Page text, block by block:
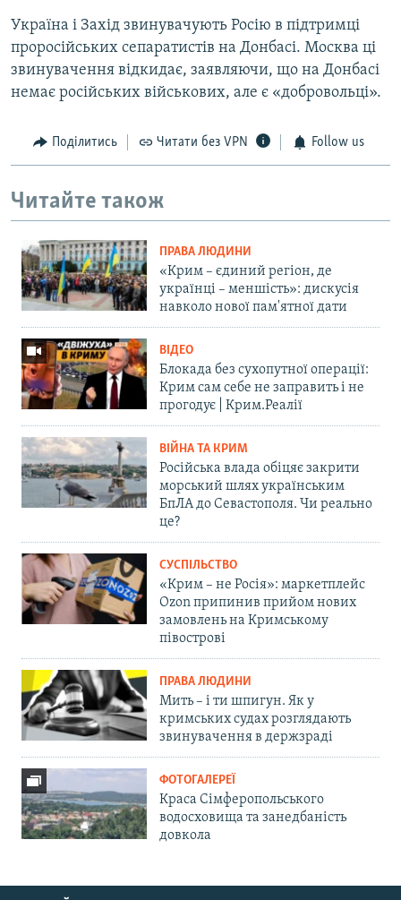
Україна і Захід звинувачують Росію в підтримці
проросійських сепаратистів на Донбасі. Москва ці
звинувачення відкидає, заявляючи, що на Донбасі
немає російських військових, але є «добровольці».
Поділитись Читати без VPN Follow us
Читайте також
ПРАВА ЛЮДИНИ
«Крим – єдиний регіон, де
українці – меншість»: дискусія
навколо нової пам'ятної дати
ВІДЕО
Блокада без сухопутної операції:
Крим сам себе не заправить і не
прогодує | Крим.Реалії
ВІЙНА ТА КРИМ
Російська влада обіцяє закрити
морський шлях українським
БпЛА до Севастополя. Чи реально
це?
СУСПІЛЬСТВО
«Крим – не Росія»: маркетплейс
Ozon припинив прийом нових
замовлень на Кримському
півострові
ПРАВА ЛЮДИНИ
Мить – і ти шпигун. Як у
кримських судах розглядають
звинувачення в держзраді
ФОТОГАЛЕРЕЇ
Краса Сімферопольського
водосховища та занедбаність
довкола